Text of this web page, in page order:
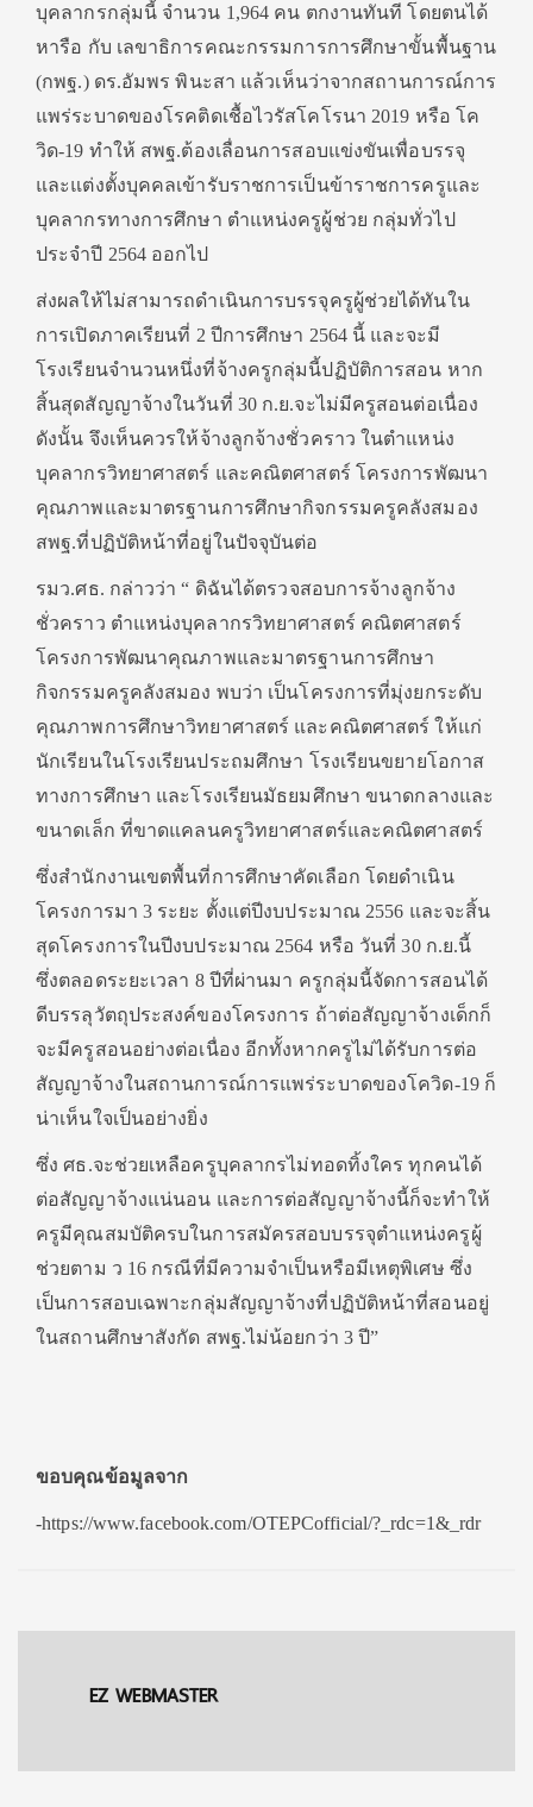
บุคลากรกลุ่มนี้ จำนวน 1,964 คน ตกงานทันที โดยตนได้
หารือ กับ เลขาธิการคณะกรรมการการศึกษาขั้นพื้นฐาน
(กพฐ.) ดร.อัมพร พินะสา แล้วเห็นว่าจากสถานการณ์การ
แพร่ระบาดของโรคติดเชื้อไวรัสโคโรนา 2019 หรือ โค
วิด-19 ทำให้ สพฐ.ต้องเลื่อนการสอบแข่งขันเพื่อบรรจุ
และแต่งตั้งบุคคลเข้ารับราชการเป็นข้าราชการครูและ
บุคลากรทางการศึกษา ตำแหน่งครูผู้ช่วย กลุ่มทั่วไป
ประจำปี 2564 ออกไป
ส่งผลให้ไม่สามารถดำเนินการบรรจุครูผู้ช่วยได้ทันใน
การเปิดภาคเรียนที่ 2 ปีการศึกษา 2564 นี้ และจะมี
โรงเรียนจำนวนหนึ่งที่จ้างครูกลุ่มนี้ปฏิบัติการสอน หาก
สิ้นสุดสัญญาจ้างในวันที่ 30 ก.ย.จะไม่มีครูสอนต่อเนื่อง
ดังนั้น จึงเห็นควรให้จ้างลูกจ้างชั่วคราว ในตำแหน่ง
บุคลากรวิทยาศาสตร์ และคณิตศาสตร์ โครงการพัฒนา
คุณภาพและมาตรฐานการศึกษากิจกรรมครูคลังสมอง
สพฐ.ที่ปฏิบัติหน้าที่อยู่ในปัจจุบันต่อ
รมว.ศธ. กล่าวว่า “ ดิฉันได้ตรวจสอบการจ้างลูกจ้าง
ชั่วคราว ตำแหน่งบุคลากรวิทยาศาสตร์ คณิตศาสตร์
โครงการพัฒนาคุณภาพและมาตรฐานการศึกษา
กิจกรรมครูคลังสมอง พบว่า เป็นโครงการที่มุ่งยกระดับ
คุณภาพการศึกษาวิทยาศาสตร์ และคณิตศาสตร์ ให้แก่
นักเรียนในโรงเรียนประถมศึกษา โรงเรียนขยายโอกาส
ทางการศึกษา และโรงเรียนมัธยมศึกษา ขนาดกลางและ
ขนาดเล็ก ที่ขาดแคลนครูวิทยาศาสตร์และคณิตศาสตร์
ซึ่งสํานักงานเขตพื้นที่การศึกษาคัดเลือก โดยดำเนิน
โครงการมา 3 ระยะ ตั้งแต่ปีงบประมาณ 2556 และจะสิ้น
สุดโครงการในปีงบประมาณ 2564 หรือ วันที่ 30 ก.ย.นี้
ซึ่งตลอดระยะเวลา 8 ปีที่ผ่านมา ครูกลุ่มนี้จัดการสอนได้
ดีบรรลุวัตถุประสงค์ของโครงการ ถ้าต่อสัญญาจ้างเด็กก็
จะมีครูสอนอย่างต่อเนื่อง อีกทั้งหากครูไม่ได้รับการต่อ
สัญญาจ้างในสถานการณ์การแพร่ระบาดของโควิด-19 ก็
น่าเห็นใจเป็นอย่างยิ่ง
ซึ่ง ศธ.จะช่วยเหลือครูบุคลากรไม่ทอดทิ้งใคร ทุกคนได้
ต่อสัญญาจ้างแน่นอน และการต่อสัญญาจ้างนี้ก็จะทำให้
ครูมีคุณสมบัติครบในการสมัครสอบบรรจุตำแหน่งครูผู้
ช่วยตาม ว 16 กรณีที่มีความจำเป็นหรือมีเหตุพิเศษ ซึ่ง
เป็นการสอบเฉพาะกลุ่มสัญญาจ้างที่ปฏิบัติหน้าที่สอนอยู่
ในสถานศึกษาสังกัด สพฐ.ไม่น้อยกว่า 3 ปี”
ขอบคุณข้อมูลจาก
-https://www.facebook.com/OTEPCofficial/?_rdc=1&_rdr
EZ WEBMASTER